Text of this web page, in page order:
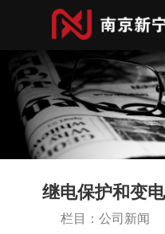
继电保护和变
栏目：公司新闻